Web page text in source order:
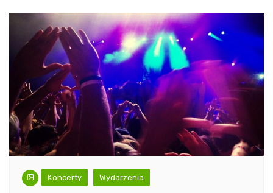
Koncerty Wydarzenia